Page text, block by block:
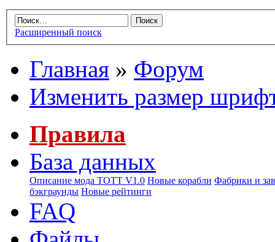
Расширенный поиск
Главная » Форум
Изменить размер
Правила
База данных
Описание мода ТОТТ V1.0 Новые корабли Фабрики и
бэкграунды Новые рейтинги
FAQ